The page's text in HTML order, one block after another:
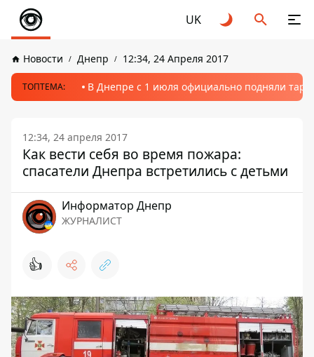
UK
Новости Днепр 12:34, 24 Апреля 2017
ТОПТЕМА: В Днепре с 1 июля официально подняли
12:34, 24 апреля 2017
Как вести себя во время пожара:
спасатели Днепра встретились с детьми
Информатор Днепр
ЖУРНАЛИСТ
👍